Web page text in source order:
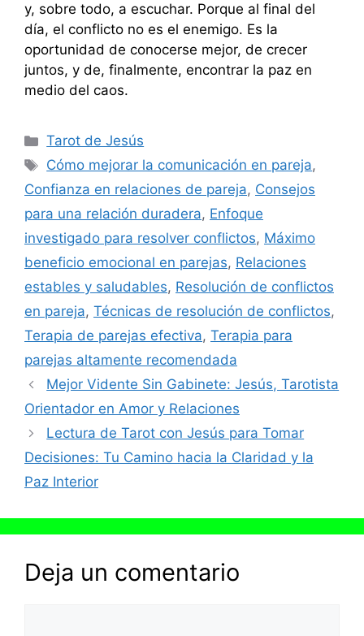
y, sobre todo, a escuchar. Porque al final del
día, el conflicto no es el enemigo. Es la
oportunidad de conocerse mejor, de crecer
juntos, y de, finalmente, encontrar la paz en
medio del caos.
Categorías
Tarot de Jesús
Etiquetas
Cómo mejorar la comunicación en pareja,
Confianza en relaciones de pareja, Consejos
para una relación duradera, Enfoque
investigado para resolver conflictos, Máximo
beneficio emocional en parejas, Relaciones
estables y saludables, Resolución de conflictos
en pareja, Técnicas de resolución de conflictos,
Terapia de parejas efectiva, Terapia para
parejas altamente recomendada
Mejor Vidente Sin Gabinete: Jesús, Tarotista
Orientador en Amor y Relaciones
Lectura de Tarot con Jesús para Tomar
Decisiones: Tu Camino hacia la Claridad y la
Paz Interior
Deja un comentario